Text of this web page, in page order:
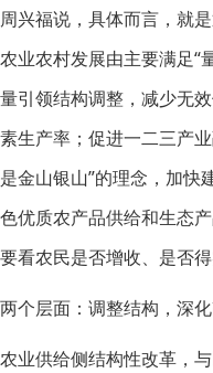
周兴福说，具体而言，就
农业农村发展由主要满足“
量引领结构调整，减少无
素生产率；促进一二三产
是金山银山”的理念，加
色优质农产品供给和生态
要看农民是否增收、是否
两个层面：调整结构，深
农业供给侧结构性改革，